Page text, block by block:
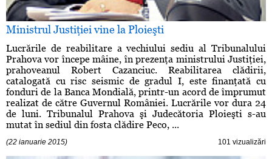
Ministrul Justiţiei vine la Ploieşti
Lucrările de reabilitare a vechiului sediu al Tribunalului
Prahova vor începe mâine, în prezenţa ministrului Justiţiei,
prahoveanul Robert Cazanciuc. Reabilitarea clădirii,
catalogată cu risc seismic de gradul I, este finanţată cu
fonduri de la Banca Mondială, printr-un acord de împrumut
realizat de către Guvernul României. Lucrările vor dura 24
de luni. Tribunalul Prahova şi Judecătoria Ploieşti s-au
mutat în sediul din fosta clădire Peco, ...
(22 ianuarie 2015) 101 vizualizări